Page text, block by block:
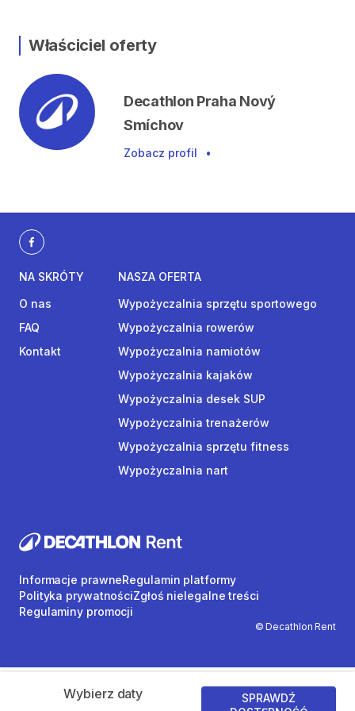
Właściciel oferty
Decathlon Praha Nový
Smíchov
Zobacz profil •
Wybierz daty
SPRAWDŹ
NA SKRÓTY
O nas
FAQ
Kontakt
NASZA OFERTA
Wypożyczalnia sprzętu sportowego
Wypożyczalnia rowerów
Wypożyczalnia namiotów
Wypożyczalnia kajaków
Wypożyczalnia desek SUP
Wypożyczalnia trenażerów
Wypożyczalnia sprzętu fitness
Wypożyczalnia nart
© Decathlon Rent
Informacje prawneRegulamin platformy
Polityka prywatnościZgłoś nielegalne treści
Regulaminy promocji